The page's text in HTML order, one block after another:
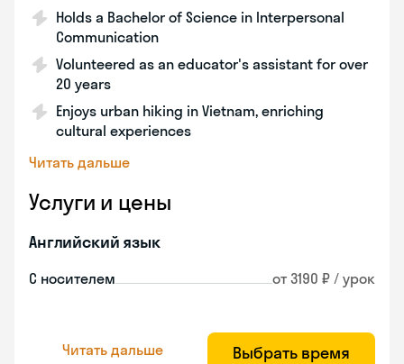
Holds a Bachelor of Science in Interpersonal
Communication
Volunteered as an educator's assistant for over
20 years
Enjoys urban hiking in Vietnam, enriching
cultural experiences
Читать дальше
Услуги и цены
Английский язык
С носителем от 3190 ₽ / урок
Читать дальше Выбрать время